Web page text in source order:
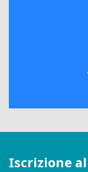
Iscrizione